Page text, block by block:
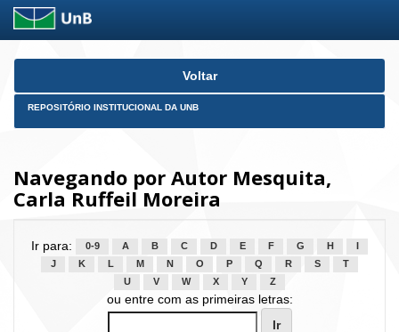
Skip
Voltar
REPOSITÓRIO INSTITUCIONAL DA UNB
Navegando por Autor Mesquita,
Carla Ruffeil Moreira
Ir para: 0-9 A B C D E F G H
J
K L M N O P Q R S
T
U
V W X Y Z
ou entre com as primeiras letras: